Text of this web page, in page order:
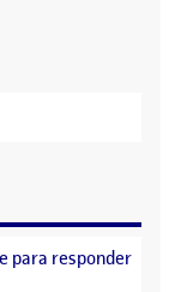
para responder